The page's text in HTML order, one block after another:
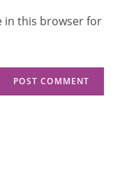
in this browser for